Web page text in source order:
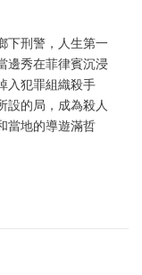
下刑警，人生第一
邊秀在菲律賓沉浸
入犯罪組織殺手
設的局，成為殺人
當地的導遊滿哲